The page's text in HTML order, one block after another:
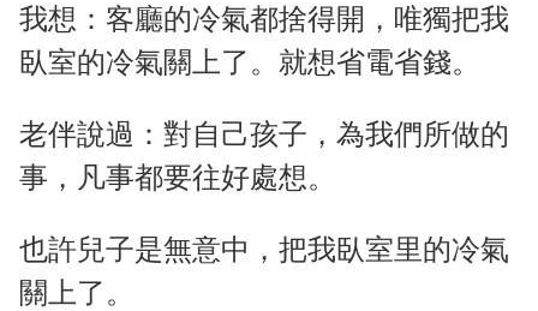
我想：客廳的冷氣都捨得開，唯獨把我
臥室的冷氣關上了。就想省電省錢。
老伴說過：對自己孩子，為我們所做的
事，凡事都要往好處想。
也許兒子是無意中，把我臥室里的冷氣
關上了。